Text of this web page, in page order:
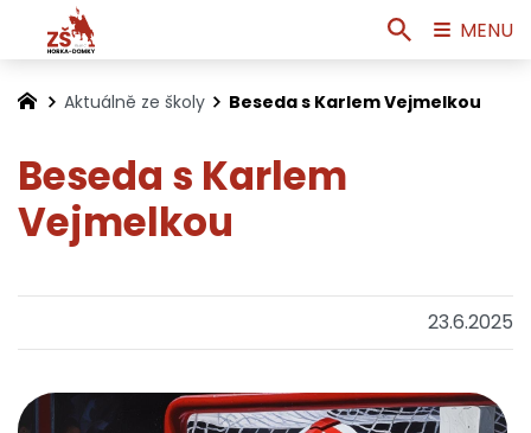
Aktuálně ze školy Beseda s Karlem Vejmelkou
Beseda s Karlem
Vejmelkou
23.6.2025
MENU